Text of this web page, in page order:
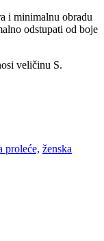
i minimalnu obradu
odstupati od boje
veličinu S.
proleće, ženska